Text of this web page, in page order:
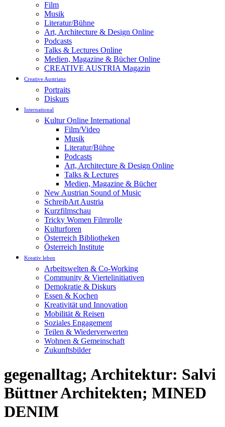
Film
Musik
Literatur/Bühne
Art, Architecture & Design Online
Podcasts
Talks & Lectures Online
Medien, Magazine & Bücher Online
CREATIVE AUSTRIA Magazin
Creative Austrians
Portraits
Diskurs
International
Kultur Online International
Film/Video
Musik
Literatur/Bühne
Podcasts
Art, Architecture & Design Online
Talks & Lectures
Medien, Magazine & Bücher
New Austrian Sound of Music
SchreibArt Austria
Kurzfilmschau
Tricky Women Filmrolle
Kulturforen
Österreich Bibliotheken
Österreich Institute
Kreativ leben
Arbeitswelten & Co-Working
Community & Viertelinitiativen
Demokratie & Diskurs
Essen & Kochen
Kreativität und Innovation
Mobilität & Reisen
Soziales Engagement
Teilen & Wiederverwerten
Wohnen & Gemeinschaft
Zukunftsbilder
gegenalltag; Architektur: Salvi
Büttner Architekten; MINED
DENIM